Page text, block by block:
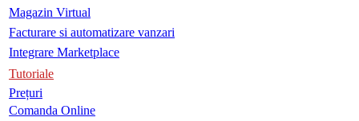
Magazin Virtual
Facturare si automatizare vanzari
Integrare Marketplace
Tutoriale
Prețuri
Comanda Online